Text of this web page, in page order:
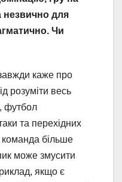
незвично для
Чи
каже про
розуміти весь
футбол
та перехідних
більше
може змусити
якщо є